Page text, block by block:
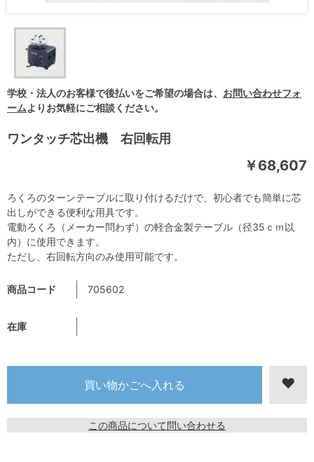
ワンタッチ芯出機 右回転用
￥68,607
商品コード 705602
在庫
この商品について問い合わせる
ろくろのターンテーブルに取り付けるだけで、初心者でも簡単に芯
出しができる便利な用具です。
電動ろくろ（メーカー問わず）の軽合金製テーブル（径35ｃｍ以
内）に使用できます。
ただし、右回転方向のみ使用可能です。
学校・法人のお客様で後払いをご希望の場合は、 お問い合わせフォ
ームよりお気軽にご相談ください。